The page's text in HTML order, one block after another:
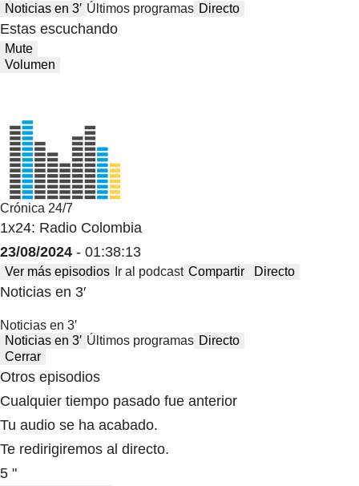
Noticias en 3′ Últimos programas Directo
Estas escuchando
Mute
Volumen
Crónica 24/7
1x24: Radio Colombia
23/08/2024 - 01:38:13
Ver más episodios Ir al podcast Compartir Directo
Noticias en 3′
Noticias en 3′
Noticias en 3′ Últimos programas Directo
Cerrar
Otros episodios
Cualquier tiempo pasado fue anterior
Tu audio se ha acabado.
Te redirigiremos al directo.
5 "